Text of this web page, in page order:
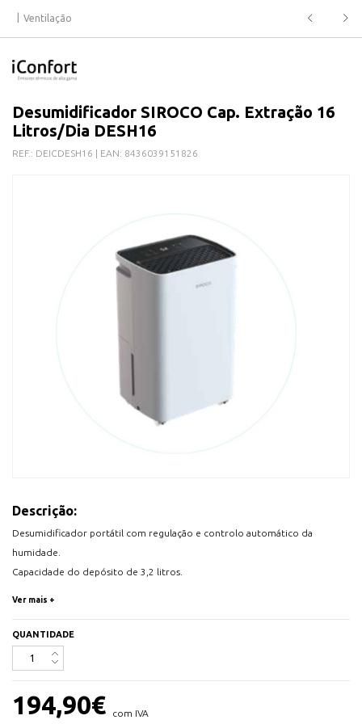
Ventilação
Desumidificador SIROCO Cap. Extração 16
Litros/Dia DESH16
REF.: DEICDESH16 | EAN: 8436039151826
Descrição:
Desumidificador portátil com regulação e controlo automático da
humidade.
Capacidade do depósito de 3,2 litros.
Para divisões até 30 m2
Controlo digital por Touch Pad e ecrã LED.
Alarme e paragem automática quando cheio.
Consumo eficiente
Ver mais +
QUANTIDADE
194,90€ com IVA